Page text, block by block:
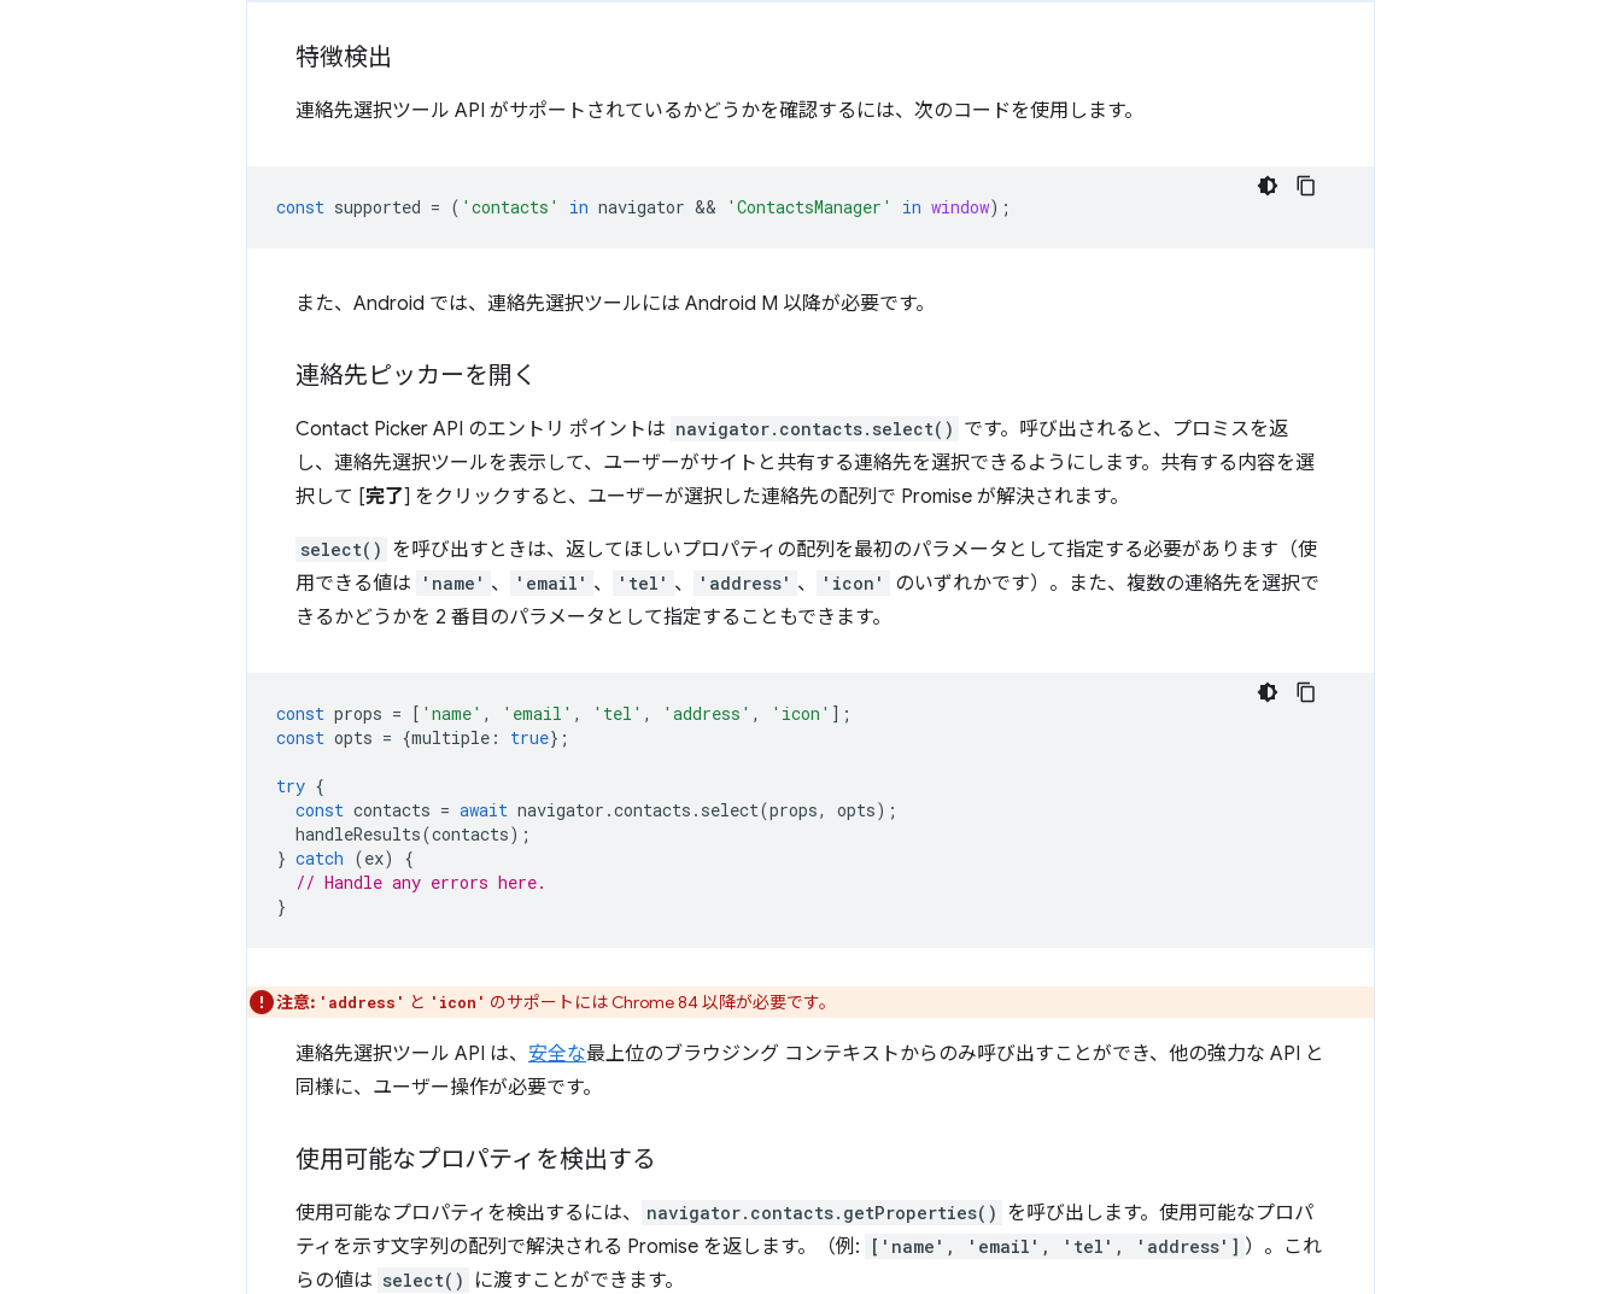
特徴検出
連絡先選択ツール API がサポートされているかどうかを確認するには、次のコードを使用します。
const supported = ( 'contacts' in navigator && 'ContactsManager' in window);
また、Android では、連絡先選択ツールには Android M 以降が必要です。
連絡先ピッカーを開く
Contact Picker API のエントリ ポイントは navigator.contacts.select() です。呼び出されると、プロミスを返
し、連絡先選択ツールを表示して、ユーザーがサイトと共有する連絡先を選択できるようにします。共有する内容を選
択して [完了] をクリックすると、ユーザーが選択した連絡先の配列で Promise が解決されます。
select() を呼び出すときは、返してほしいプロパティの配列を最初のパラメータとして指定する必要があります（使
用できる値は
'name' 、 'email' 、 'tel' 、 'address' 、 'icon'
のいずれかです）。また、複数の連絡先を選択で
きるかどうかを 2 番目のパラメータとして指定することもできます。
const props = [ 'name' , 'email' , 'tel' , 'address' , 'icon' ];
const opts = {multiple : true};
try {
const contacts = await navigator .contacts . select(props, opts);
handleResults(contacts);
} catch (ex)
{
// Handle any errors here.
}
注意: 'address' と 'icon' のサポートには Chrome 84 以降が必要です。
連絡先選択ツール API は、 安全な最上位のブラウジング コンテキストからのみ呼び出すことができ、他の強力な API と
同様に、ユーザー操作が必要です。
使用可能なプロパティを検出する
使用可能なプロパティを検出するには、 navigator.contacts.getProperties() を呼び出します。使用可能なプロパ
ティを示す文字列の配列で解決される Promise を返します。（例:
['name', 'email', 'tel', 'address'] ）。これ
らの値は select() に渡すことができます。